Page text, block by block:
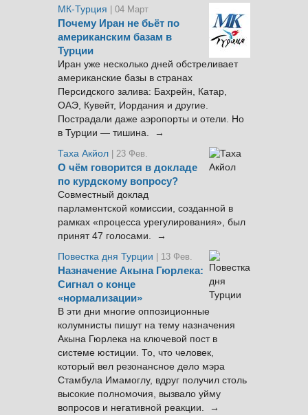
МК-Турция
| 04 Март
Почему Иран не бьёт по
американским базам в
Турции
Иран уже несколько дней обстреливает
американские базы в странах
Персидского залива: Бахрейн, Катар,
ОАЭ, Кувейт, Иордания и другие.
Пострадали даже аэропорты и отели. Но
в Турции — тишина. →
Таха Акйол | 23 Фев.
О чём говорится в докладе
по курдскому вопросу?
Совместный доклад
парламентской комиссии, созданной в
рамках «процесса урегулирования», был
принят 47 голосами. →
Повестка дня Турции
| 13 Фев.
Назначение Акына Гюрлека:
Сигнал о конце
«нормализации»
В эти дни многие оппозиционные
колумнисты пишут на тему назначения
Акына Гюрлека на ключевой пост в
системе юстиции. То, что человек,
который вел резонансное дело мэра
Стамбула Имамоглу, вдруг получил столь
высокие полномочия, вызвало уйму
вопросов и негативной реакции. →